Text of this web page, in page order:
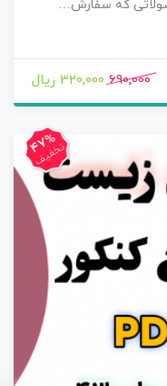
که سفارش…
690,000 320,000 ریال
47%
تخفیف